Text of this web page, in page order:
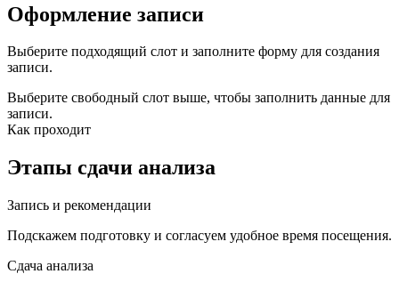
Оформление записи
Выберите подходящий слот и заполните форму для создания
записи.
Выберите свободный слот выше, чтобы заполнить данные для
записи.
Как проходит
Этапы сдачи анализа
Запись и рекомендации
Подскажем подготовку и согласуем удобное время посещения.
Сдача анализа